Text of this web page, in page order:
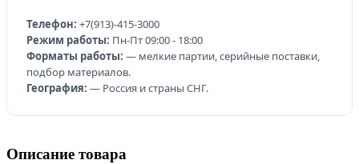
Телефон: +7(913)-415-3000
Режим работы: Пн-Пт 09:00 - 18:00
Форматы работы: — мелкие партии, серийные поставки,
подбор материалов.
География: — Россия и страны СНГ.
Описание товара